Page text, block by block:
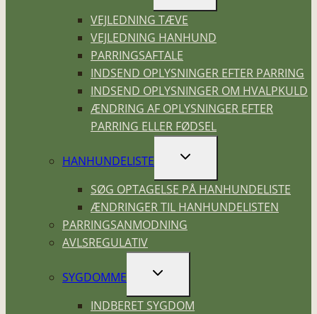
VEJLEDNING TÆVE
VEJLEDNING HANHUND
PARRINGSAFTALE
INDSEND OPLYSNINGER EFTER PARRING
INDSEND OPLYSNINGER OM HVALPKULD
ÆNDRING AF OPLYSNINGER EFTER
PARRING ELLER FØDSEL
HANHUNDELISTE
SKIFT
SØG OPTAGELSE PÅ HANHUNDELISTE
ÆNDRINGER TIL HANHUNDELISTEN
PARRINGSANMODNING
AVLSREGULATIV
SYGDOMME
SKIFT
INDBERET SYGDOM